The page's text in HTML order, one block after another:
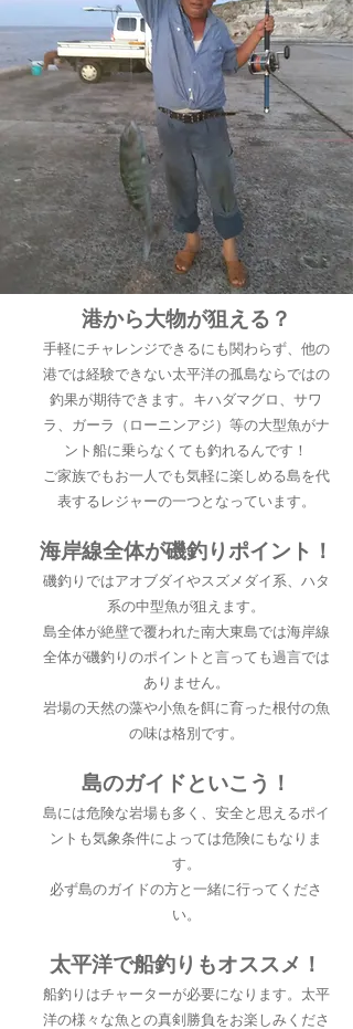
港から大物が狙える？
手軽にチャレンジできるにも関わらず、他の
港では経験できない太平洋の孤島ならではの
釣果が期待できます。キハダマグロ、サワ
ラ、ガーラ（ローニンアジ）等の大型魚がナ
ント船に乗らなくても釣れるんです！
ご家族でもお一人でも気軽に楽しめる島を代
表するレジャーの一つとなっています。
​海岸線全体が磯釣りポイント！
磯釣りではアオブダイやスズメダイ系、ハタ
系の中型魚が狙えます。
島全体が絶壁で覆われた南大東島では海岸線
全体が磯釣りのポイントと言っても過言では
ありません。
岩場の天然の藻や小魚を餌に育った根付の魚
の味は格別です。
島のガイドといこう！
島には危険な岩場も多く、安全と思えるポイ
ントも気象条件によっては危険にもなりま
す。
必ず島のガイドの方と一緒に行ってくださ
い。
太平洋で船釣りもオススメ！
船釣りはチャーターが必要になります。太平
洋の様々な魚との真剣勝負をお楽しみくださ